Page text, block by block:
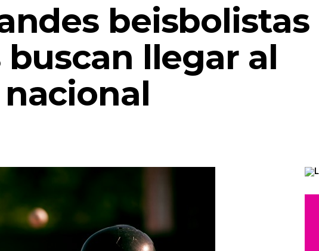
beisbolistas
llegar al